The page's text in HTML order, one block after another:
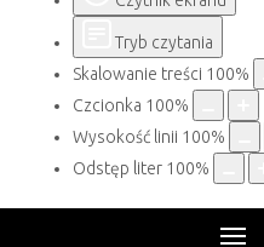
Tryb czytania
Skalowanie treści 100%
Czcionka 100%
Wysokość linii 100%
Odstęp liter 100%